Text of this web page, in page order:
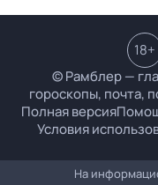
© Рамблер —
гороскопы, почта,
Полная версия
Условия
18+
На